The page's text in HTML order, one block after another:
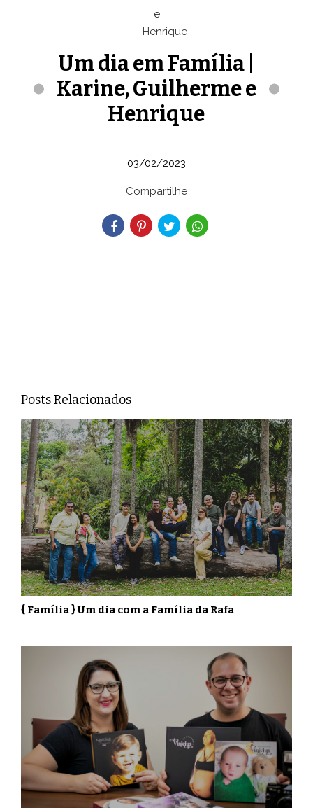
Um dia em Família |
Karine, Guilherme e
Henrique
03/02/2023
Compartilhe
Posts Relacionados
{ Família } Um dia com a Família da Rafa